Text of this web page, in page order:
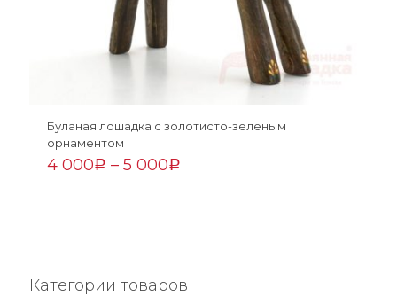
Буланая лошадка с золотисто-зеленым
орнаментом
4 000Р – 5 000Р
Категории товаров